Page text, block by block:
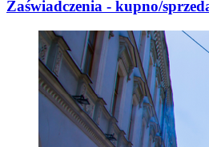
Zaświadczenia - kupno/